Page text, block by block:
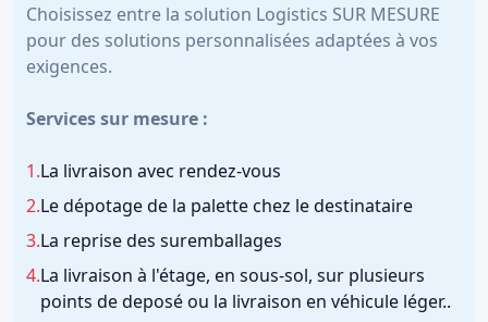
Choisissez entre la solution Logistics SUR MESURE
pour des solutions personnalisées adaptées à vos
exigences.
Services sur mesure :
1.La livraison avec rendez-vous
2.Le dépotage de la palette chez le destinataire
3.La reprise des suremballages
4.La livraison à l'étage, en sous-sol, sur plusieurs
points de deposé ou la livraison en véhicule léger..